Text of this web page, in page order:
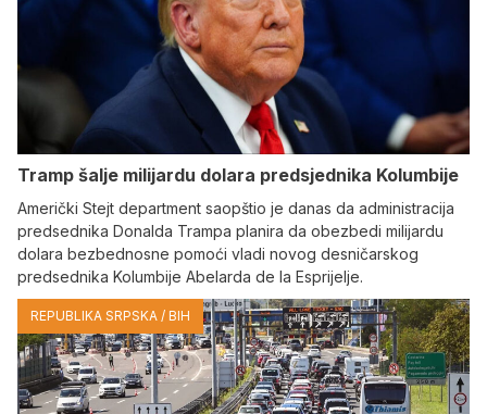
Tramp šalje milijardu dolara predsjednika Kolumbije
Američki Stejt department saopštio je danas da administracija
predsednika Donalda Trampa planira da obezbedi milijardu
dolara bezbednosne pomoći vladi novog desničarskog
predsednika Kolumbije Abelarda de la Esprijelje.
REPUBLIKA SRPSKA / BIH